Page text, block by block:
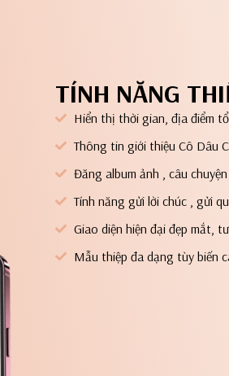
TÍNH NĂNG
Hiển thị thời gian, địa điểm
Thông tin giới thiệu Cô Dâu
Đăng album ảnh , câu
Tính năng gửi lời chúc , gửi
Giao diện hiện đại đẹp mắt,
Mẫu thiệp đa dạng tùy biến